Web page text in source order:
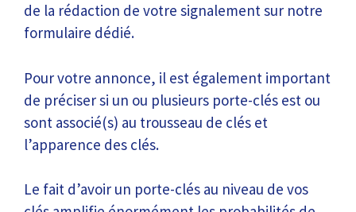
de la rédaction de votre signalement sur notre
formulaire dédié.
Pour votre annonce, il est également important
de préciser si un ou plusieurs porte-clés est ou
sont associé(s) au trousseau de clés et
l’apparence des clés.
Le fait d’avoir un porte-clés au niveau de vos